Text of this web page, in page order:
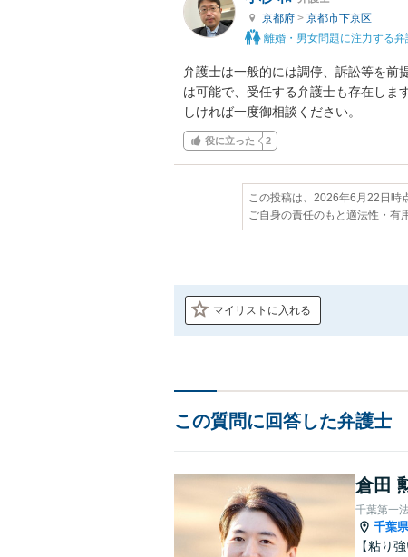
京都府 > 京都市下京区
離婚・男女問題に注力する弁
弁護士は一般的には調停、訴訟等を前
は可能で、受任する弁護士も存在しま
しければ一度御相談ください。
役に立った 2
この投稿は、2026年6月22日時
ご自身の責任のもと適法性・有
マイリストに入れる
この質問に回答した弁護士
倉田
千葉第一
千葉県
【粘り